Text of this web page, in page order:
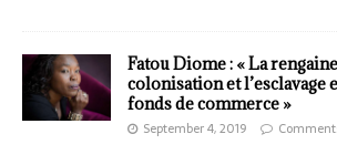
Fatou Diome : « La
colonisation et l’esclavage
fonds de commerce »
September 4, 2019